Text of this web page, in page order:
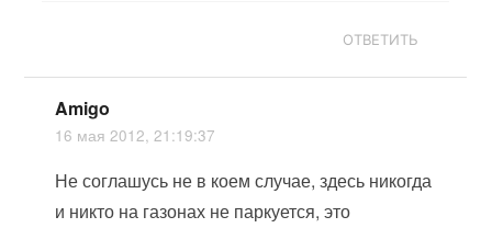
ОТВЕТИТЬ
Amigo
16 мая 2012, 21:19:37
Не соглашусь не в коем случае, здесь никогда
и никто на газонах не паркуется, это